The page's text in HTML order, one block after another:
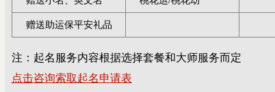
赠送助运保平安礼品
注：起名服务内容根据选择套餐和大师服务而定
点击咨询索取起名申请表